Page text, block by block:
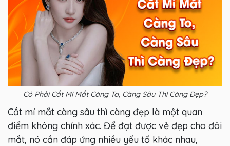
Có Phải Cắt Mí Mắt Càng To, Càng Sâu Thì Càng Đẹp?
Cắt mí mắt càng sâu thì càng đẹp là một quan
điểm không chính xác. Để đạt được vẻ đẹp cho đôi
mắt, nó cần đáp ứng nhiều yếu tố khác nhau,